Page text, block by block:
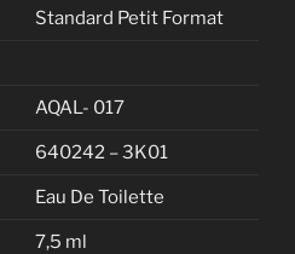
Standard Petit Format
AQAL- 017
640242 – 3K01
Eau De Toilette
7,5 ml